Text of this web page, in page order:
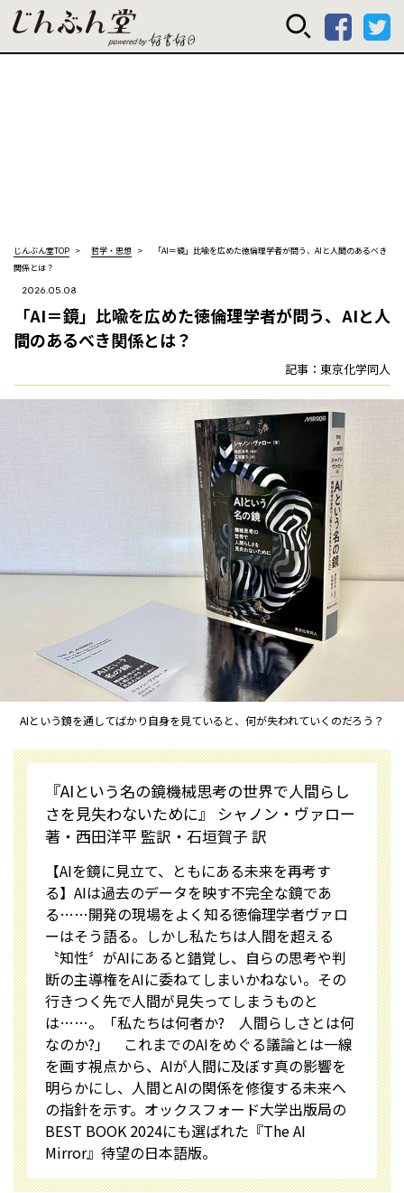
じんぶん堂
じんぶん堂TOP 哲学・思想
「AI＝鏡」比喩を広めた徳倫理学者が問う、AIと人間のあるべき
関係とは？
2026.05.08
「AI＝鏡」比喩を広めた徳倫理学者が問う、AIと人
間のあるべき関係とは？
記事：東京化学同人
AIという鏡を通してばかり自身を見ていると、何が失われていくのだろう？
『AIという名の鏡――機械思考の世界で人間らし
さを見失わないために』 シャノン・ヴァロー
著・西田洋平 監訳・石垣賀子 訳
【AIを鏡に見立て、ともにある未来を再考す
る】AIは過去のデータを映す不完全な鏡であ
る……開発の現場をよく知る徳倫理学者ヴァロ
ーはそう語る。しかし私たちは人間を超える
〝知性〞がAIにあると錯覚し、自らの思考や判
断の主導権をAIに委ねてしまいかねない。その
行きつく先で人間が見失ってしまうものと
は……。「私たちは何者か? 人間らしさとは何
なのか?」 これまでのAIをめぐる議論とは一線
を画す視点から、AIが人間に及ぼす真の影響を
明らかにし、人間とAIの関係を修復する未来へ
の指針を示す。オックスフォード大学出版局の
BEST BOOK 2024にも選ばれた『The AI
Mirror』待望の日本語版。